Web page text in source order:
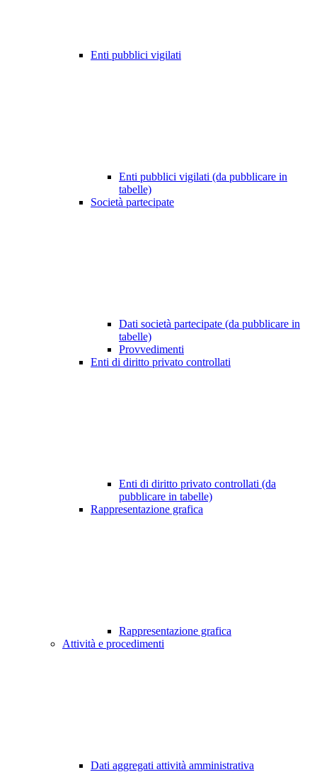
Enti pubblici vigilati
Enti pubblici vigilati (da pubblicare in
tabelle)
Società partecipate
Dati società partecipate (da pubblicare in
tabelle)
Provvedimenti
Enti di diritto privato controllati
Enti di diritto privato controllati (da
pubblicare in tabelle)
Rappresentazione grafica
Rappresentazione grafica
Attività e procedimenti
Dati aggregati attività amministrativa